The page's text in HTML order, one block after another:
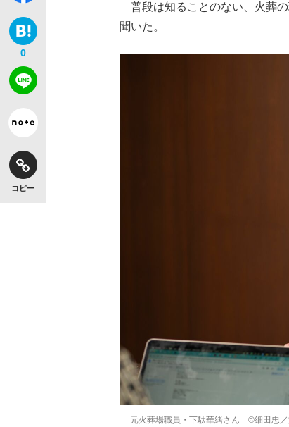
0
コピー
普段は知ることのない、火葬
聞いた。
元火葬場職員・下駄華緒さん ©細田忠／